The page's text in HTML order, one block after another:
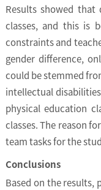
Results showed that
classes, and this is
constraints and
gender difference,
could be stemmed
intellectual
physical education
classes. The reason
team tasks for the
Conclusions
Based on the results,